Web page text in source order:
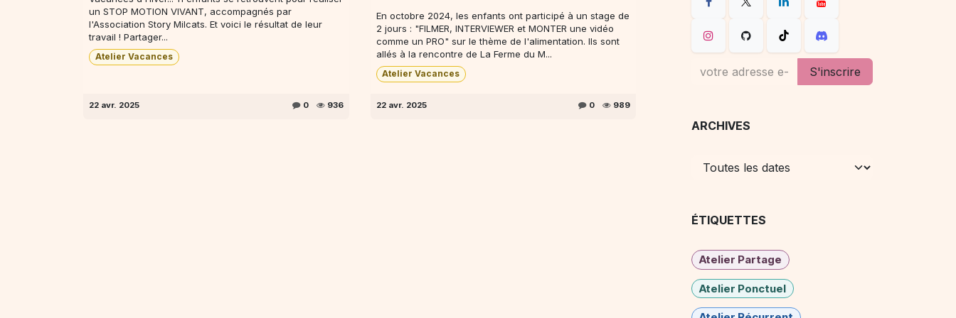
un STOP MOTION VIVANT, accompagnés par
l'Association Story Milcats. Et voici le résultat de leur
travail ! Partager...
Atelier Vacances
22 avr. 2025 0 936
En octobre 2024, les enfants ont participé à un stage de
2 jours : "FILMER, INTERVIEWER et MONTER une vidéo
comme un PRO" sur le thème de l'alimentation. Ils sont
allés à la rencontre de La Ferme du M...
Atelier Vacances
22 avr. 2025 0 989
S'inscrire
ARCHIVES
ÉTIQUETTES
Atelier Partage
Atelier Ponctuel